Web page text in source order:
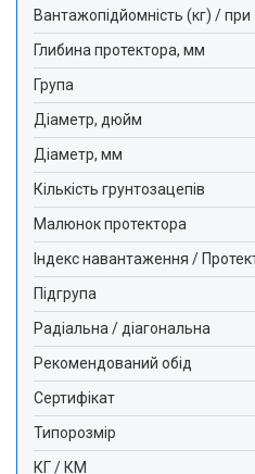
Вантажопідйомність (кг) / при
Глибина протектора, мм
Група
Діаметр, дюйм
Діаметр, мм
Кількість грунтозацепів
Малюнок протектора
Індекс навантаження /
Підгрупа
Радіальна / діагональна
Рекомендований обід
Сертифікат
Типорозмір
КГ / КМ